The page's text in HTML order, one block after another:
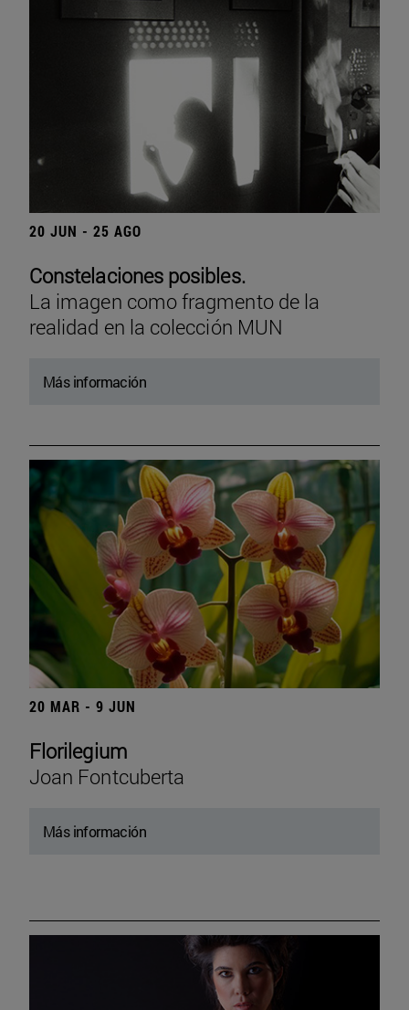
20 JUN - 25 AGO
Constelaciones posibles.
La imagen como fragmento de la
realidad en la colección MUN
Más información
20 MAR - 9 JUN
Florilegium
Joan Fontcuberta
Más información